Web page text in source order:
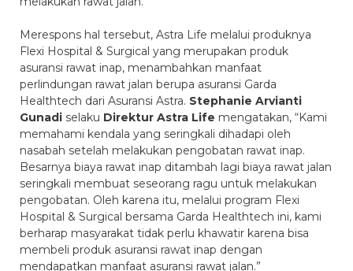
Merespons hal tersebut, Astra Life melalui produknya
Flexi Hospital & Surgical yang merupakan produk
asuransi rawat inap, menambahkan manfaat
perlindungan rawat jalan berupa asuransi Garda
Healthtech dari Asuransi Astra. Stephanie Arvianti
Gunadi selaku Direktur Astra Life mengatakan, “Kami
memahami kendala yang seringkali dihadapi oleh
nasabah setelah melakukan pengobatan rawat inap.
Besarnya biaya rawat inap ditambah lagi biaya rawat jalan
seringkali membuat seseorang ragu untuk melakukan
pengobatan. Oleh karena itu, melalui program Flexi
Hospital & Surgical bersama Garda Healthtech ini, kami
berharap masyarakat tidak perlu khawatir karena bisa
membeli produk asuransi rawat inap dengan
mendapatkan manfaat asuransi rawat jalan.”